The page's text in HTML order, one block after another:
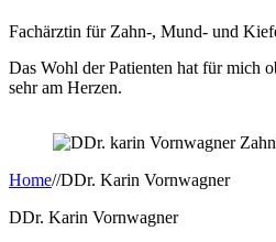
Fachärztin für Zahn-, Mund- und
Das Wohl der Patienten hat für mich
sehr am Herzen.
Home//DDr. Karin Vornwagner
DDr. Karin Vornwagner